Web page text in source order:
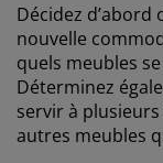
Décidez
nouvelle
quels meubles
Déterminez
servir à
autres meubles